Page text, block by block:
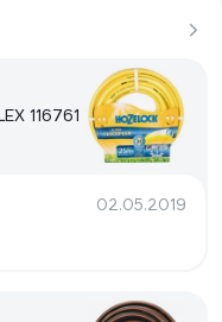
116761
02.05.2019